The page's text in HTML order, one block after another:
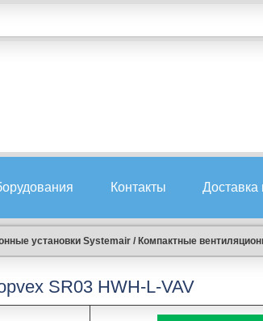
Контакты Доставка
установки Systemair / Компактные
SR03 HWH-L-VAV